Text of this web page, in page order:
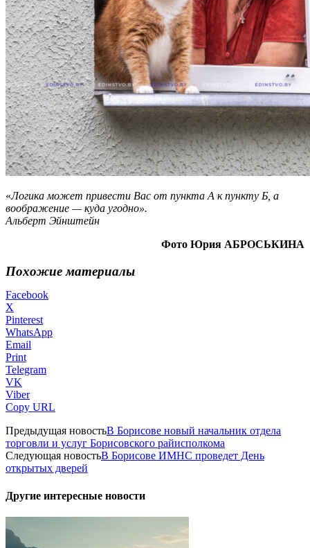
«Логика может привести Вас от пункта А к пункту Б, а
воображение — куда угодно».
Альберт Эйнштейн
Фото Юрия АБРОСЬКИНА
Похожие материалы
Facebook
X
Pinterest
WhatsApp
Email
Print
Telegram
VK
Viber
Copy URL
Предыдущая новостьВ Борисове новый начальник отдела
торговли и услуг Борисовского райисполкома
Следующая новостьВ Борисове ИМНС проведет День
открытых дверей
Другие интересные новости